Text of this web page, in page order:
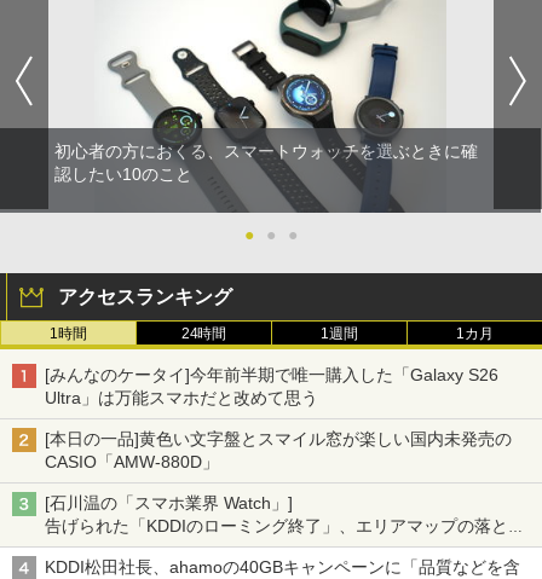
初心者の方におくる、スマートウォッチを選ぶときに確
認したい10のこと
● ● ●
アクセスランキング
1時間 24時間 1週間 1カ月
[みんなのケータイ]今年前半期で唯一購入した「Galaxy S26
Ultra」は万能スマホだと改めて思う
[本日の一品]黄色い文字盤とスマイル窓が楽しい国内未発売の
CASIO「AMW-880D」
[石川温の「スマホ業界 Watch」]
告げられた「KDDIのローミング終了」、エリアマップの落とし
穴と楽天モバイルの課題
KDDI松田社長、ahamoの40GBキャンペーンに「品質などを含